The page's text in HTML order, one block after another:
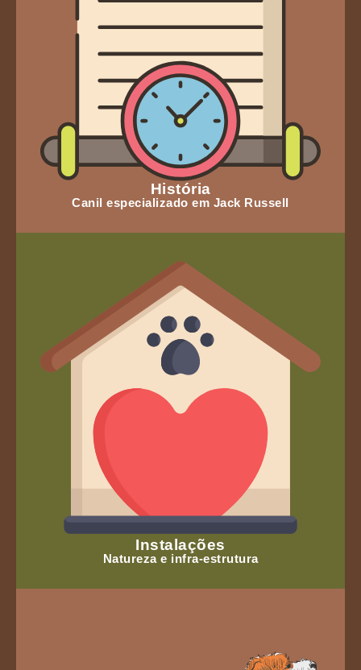
História
Canil especializado em Jack Russell
Instalações
Natureza e infra-estrutura